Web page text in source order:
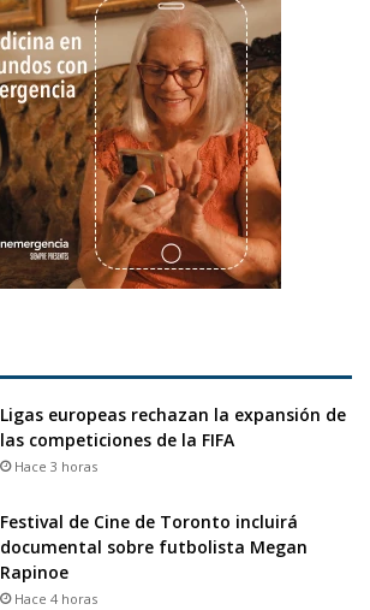
Ligas europeas rechazan la expansión de
las competiciones de la FIFA
Hace 3 horas
Festival de Cine de Toronto incluirá
documental sobre futbolista Megan
Rapinoe
Hace 4 horas